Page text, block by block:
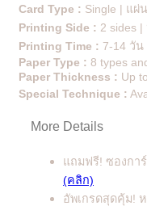
Card Type : Single | แผ่
Printing Side : 2 sides
Printing Time : 7-14 วัน
Paper Type : 8 types
Paper Thickness : Up
Special Technique :
More Details
แถมฟรี! ซองกา
(คลิก)
อัพเกรดสุดคุ้ม!